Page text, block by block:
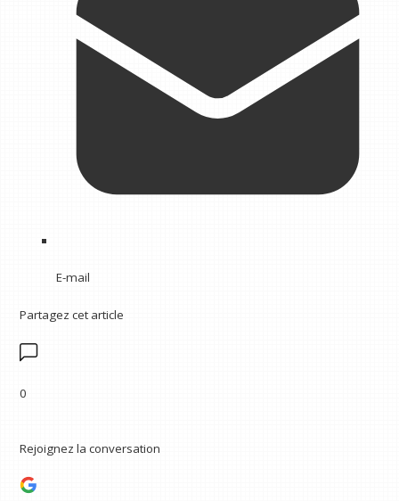
E-mail
Partagez cet article
0
Rejoignez la conversation